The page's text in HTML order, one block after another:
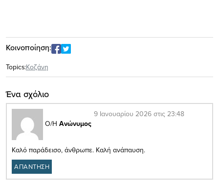
Κοινοποίηση:
Topics:Κοζάνη
Ένα σχόλιο
Ο/Η Ανώνυμος
9 Ιανουαρίου 2026 στις 23:48
Καλό παράδεισο, άνθρωπε. Καλή ανάπαυση.
ΑΠΑΝΤΗΣΗ